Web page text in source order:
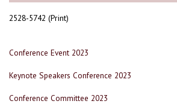
2528-5742 (Print)
Conference Event 2023
Keynote Speakers Conference 2023
Conference Committee 2023